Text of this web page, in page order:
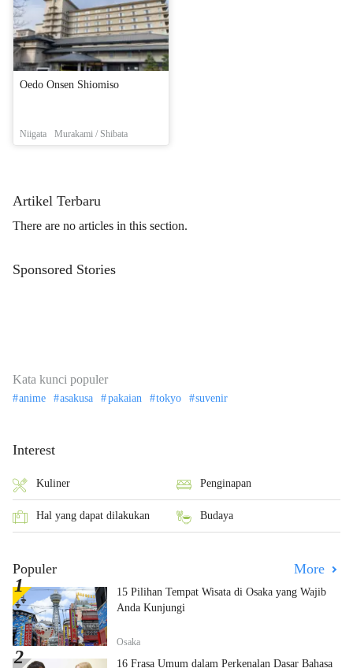
Oedo Onsen Shiomiso
Niigata Murakami / Shibata
Artikel Terbaru
There are no articles in this section.
Sponsored Stories
Kata kunci populer
anime asakusa pakaian tokyo suvenir
Interest
Kuliner Penginapan
Hal yang dapat dilakukan Budaya
Populer More
15 Pilihan Tempat Wisata di Osaka yang Wajib
Anda Kunjungi
Osaka
16 Frasa Umum dalam Perkenalan Dasar Bahasa